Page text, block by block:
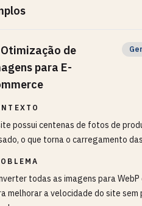
Otimização de
para E-
possui centenas de fotos de
o que torna o carregamento
todas as imagens para
melhorar a velocidade do site sem